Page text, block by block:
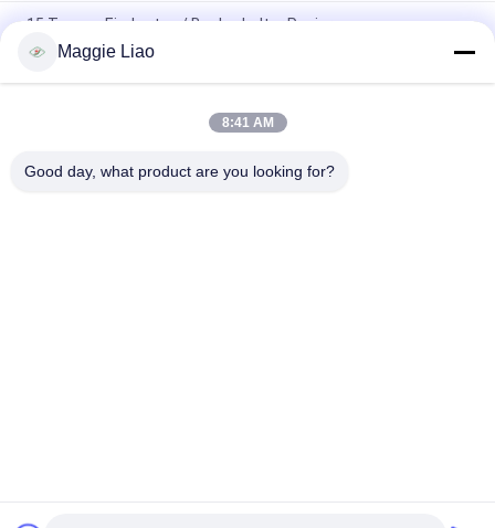
15 Tonnen Eierkarton / Becherhalter Papiermasse
Formmaschine
Maschine zur Herstellung von Warmdruckschalen mit PLC +
Maggie Liao
8:41 AM
Good day, what product are you looking for?